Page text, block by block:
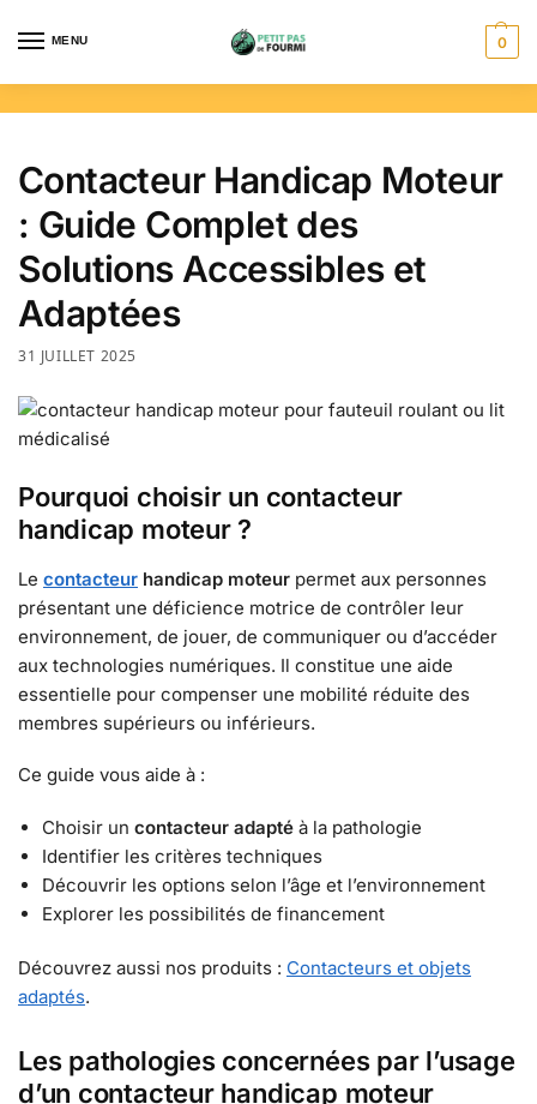
MENU 0
Contacteur Handicap Moteur
: Guide Complet des
Solutions Accessibles et
Adaptées
31 JUILLET 2025
Pourquoi choisir un contacteur
handicap moteur ?
Le contacteur handicap moteur permet aux personnes
présentant une déficience motrice de contrôler leur
environnement, de jouer, de communiquer ou d’accéder
aux technologies numériques. Il constitue une aide
essentielle pour compenser une mobilité réduite des
membres supérieurs ou inférieurs.
Ce guide vous aide à :
Choisir un contacteur adapté à la pathologie
Identifier les critères techniques
Découvrir les options selon l’âge et l’environnement
Explorer les possibilités de financement
Découvrez aussi nos produits : Contacteurs et objets
adaptés.
Les pathologies concernées par l’usage
d’un contacteur handicap moteur